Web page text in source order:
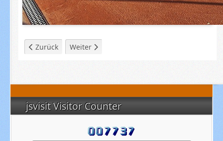
jsvisit Visitor Counter
Vorheriger Beitrag: Sommer 2023
Zurück Nächster Beitrag: 2023
Weiter